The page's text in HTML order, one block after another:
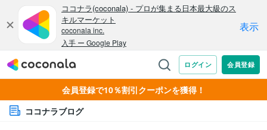
会員登録で10％割引クーポンを獲得！
ココナラブログ